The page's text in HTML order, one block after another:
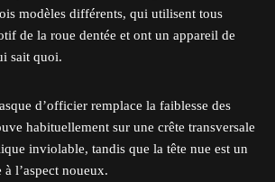
modèles différents, qui utilisent tous
de la roue dentée et ont un appareil de
sait quoi.
d’officier remplace la faiblesse des
habituellement sur une crête transversale
inviolable, tandis que la tête nue est un
à l’aspect noueux.